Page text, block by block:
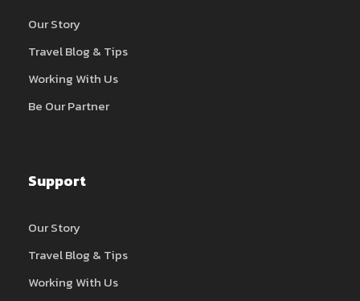
Our Story
Travel Blog & Tips
Working With Us
Be Our Partner
Support
Our Story
Travel Blog & Tips
Working With Us